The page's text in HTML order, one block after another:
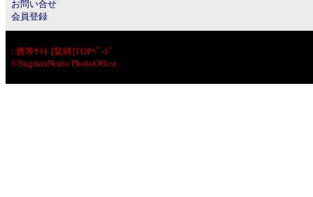
お問い合せ
会員登録
:.携帯ｻｲﾄ [緊縛]TOPﾍﾟ-ｼﾞ
©SugiuraNorio PhotoOffice.